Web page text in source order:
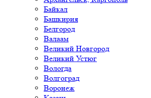
Байкал
Башкирия
Белгород
Валаам
Великий Новгород
Великий Устюг
Вологда
Волгоград
Воронеж